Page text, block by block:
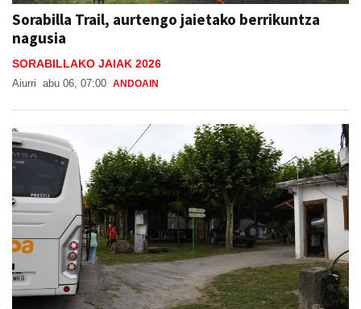
Sorabilla Trail, aurtengo jaietako berrikuntza
nagusia
SORABILLAKO JAIAK 2026
Aiurri abu 06, 07:00 ANDOAIN